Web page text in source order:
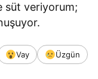
süt veriyorum;
Vay
Üzgün